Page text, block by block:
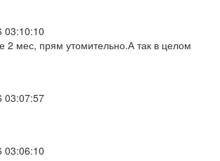
03:10:10
мес, прям утомительно.А так в целом
03:07:57
03:06:10